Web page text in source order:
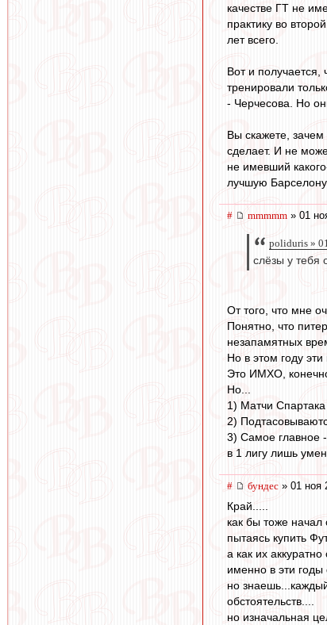
качестве ГТ не
практику во
лет всего.
Вот и
тренировали
- Черчесова. Но
Вы скажете,
сделает. И не
не имевший
лучшую
# mmmmm » 01
poliduris »
слёзы у тебя
От того, что мне
Понятно, что
незапамятных
Но в этом году
Это ИМХО,
Но...
1) Матчи
2)
3) Самое главное
в 1 лигу лишь
# бундес » 01 ноя
Край.....
как бы тоже
пытаясь купить
а как их
именно в эти
но
обстоятельств....
но изначальная